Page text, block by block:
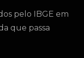
pelo IBGE em
que passa